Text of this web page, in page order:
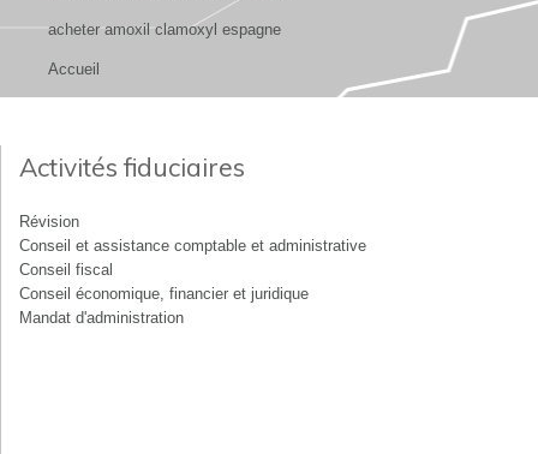
acheter amoxil clamoxyl espagne
Accueil
Activités fiduciaires
Révision
Conseil et assistance comptable et administrative
Conseil fiscal
Conseil économique, financier et juridique
Mandat d'administration